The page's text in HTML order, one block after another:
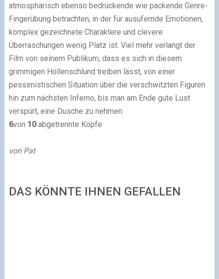
atmosphärisch ebenso bedrückende wie packende Genre-
Fingerübung betrachten, in der für ausufernde Emotionen,
komplex gezeichnete Charaktere und clevere
Überraschungen wenig Platz ist. Viel mehr verlangt der
Film von seinem Publikum, dass es sich in diesem
grimmigen Höllenschlund treiben lässt, von einer
pessimistischen Situation über die verschwitzten Figuren
hin zum nächsten Inferno, bis man am Ende gute Lust
verspürt, eine Dusche zu nehmen.
6von 10abgetrennte Köpfe
von Pat
DAS KÖNNTE IHNEN GEFALLEN